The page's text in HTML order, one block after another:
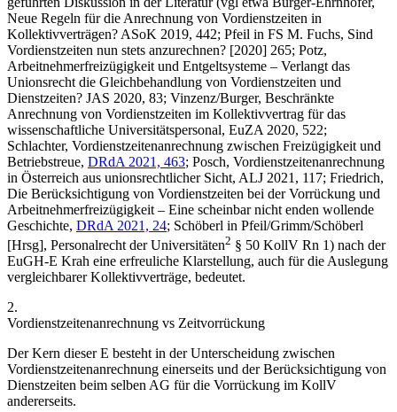
Neue Regeln für die Anrechnung von Vordienstzeiten in
Kollektivverträgen? ASoK 2019, 442; Pfeil in FS M. Fuchs, Sind
Vordienstzeiten nun stets anzurechnen? [2020] 265; Potz,
Arbeitnehmerfreizügigkeit und Entgeltsysteme – Verlangt das
Unionsrecht die Gleichbehandlung von Vordienstzeiten und
Dienstzeiten? JAS 2020, 83; Vinzenz/Burger, Beschränkte
Anrechnung von Vordienstzeiten im Kollektivvertrag für das
wissenschaftliche Universitätspersonal, EuZA 2020, 522;
Schlachter, Vordienstzeitenanrechnung zwischen Freizügigkeit und
Betriebstreue, DRdA 2021, 463; Posch, Vordienstzeitenanrechnung
in Österreich aus unionsrechtlicher Sicht, ALJ 2021, 117; Friedrich,
Die Berücksichtigung von Vordienstzeiten bei der Vorrückung und
Arbeitnehmerfreizügigkeit – Eine scheinbar nicht enden wollende
Geschichte, DRdA 2021, 24; Schöberl in Pfeil/Grimm/Schöberl
[Hrsg], Personalrecht der Universitäten2 § 50 KollV Rn 1) nach der
EuGH-E Krah eine erfreuliche Klarstellung, auch für die Auslegung
vergleichbarer Kollektivverträge, bedeutet.
2.
Vordienstzeitenanrechnung vs Zeitvorrückung
Der Kern dieser E besteht in der Unterscheidung zwischen
Vordienstzeitenanrechnung einerseits und der Berücksichtigung von
Dienstzeiten beim selben AG für die Vorrückung im KollV
andererseits.